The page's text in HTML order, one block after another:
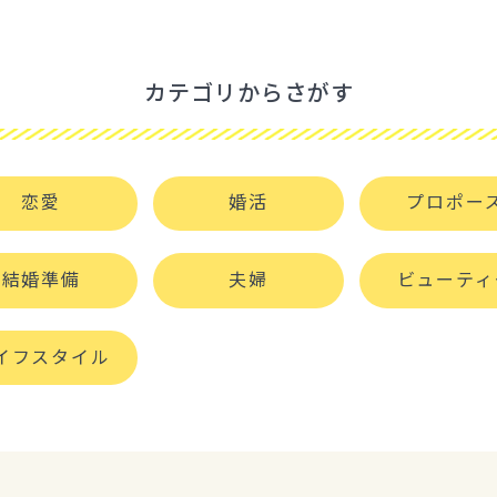
カテゴリからさがす
恋愛 婚活 プロポー
結婚準備 夫婦 ビューテ
フスタイル